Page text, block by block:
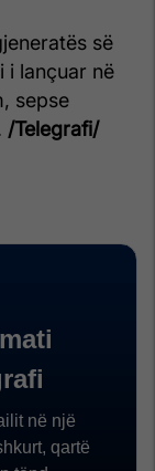
së
i lançuar në
sepse
/Telegrafi/